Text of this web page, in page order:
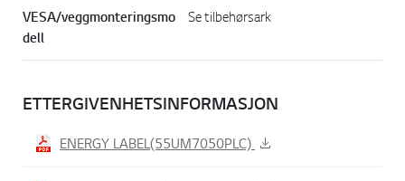
VESA/veggmonteringsmo
dell
Se tilbehørsark
ETTERGIVENHETSINFORMASJON
ENERGY LABEL(55UM7050PLC)